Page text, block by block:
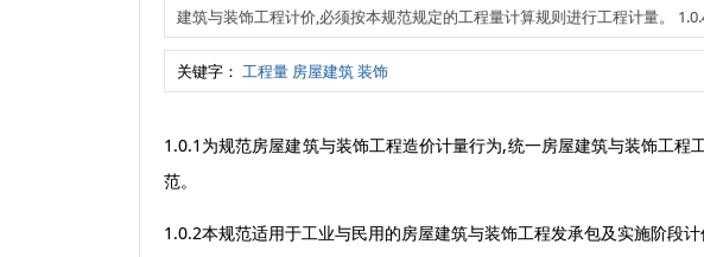
海洋地质
地质遗迹与地质资源
其他
信息化与档案管理
综合其他
建筑与装饰工程计价,必须按本规范规定的工程量计算规则进行工程计量。
关键字： 工程量 房屋建筑装饰
1.0.1为规范房屋建筑与装饰工程造价计量行为,统一房屋建筑与装饰工
范。
1.0.2本规范适用于工业与民用的房屋建筑与装饰工程发承包及实施阶段